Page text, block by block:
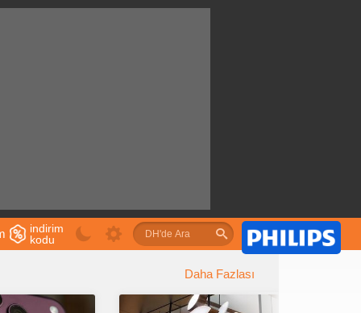
indirim
kodu
Daha Fazlası